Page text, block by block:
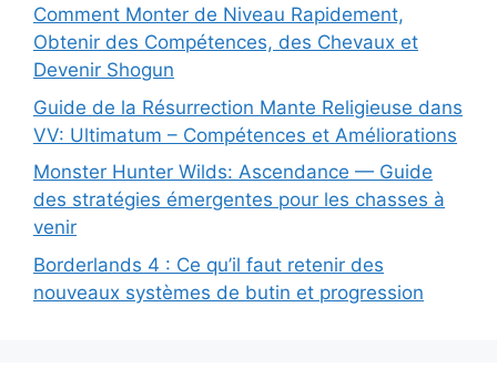
Comment Monter de Niveau Rapidement,
Obtenir des Compétences, des Chevaux et
Devenir Shogun
Guide de la Résurrection Mante Religieuse dans
VV: Ultimatum – Compétences et Améliorations
Monster Hunter Wilds: Ascendance — Guide
des stratégies émergentes pour les chasses à
venir
Borderlands 4 : Ce qu’il faut retenir des
nouveaux systèmes de butin et progression